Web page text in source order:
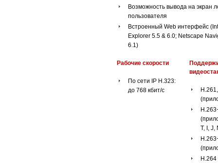
Возможность вывода на экран
пользователя
Встроенный Web интерфейс
Explorer 5.5 & 6.0; Netscape
6.1)
Рабочие скорости
По сети IP H.323:
до 768 кбит/с
T, I, J,
H.264